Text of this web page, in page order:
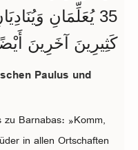
35 يُعَلِّمَانِ
كَثِيرِينَ آخَرِينَ
Paulus und
Barnabas: »Komm,
in allen Ortschaften